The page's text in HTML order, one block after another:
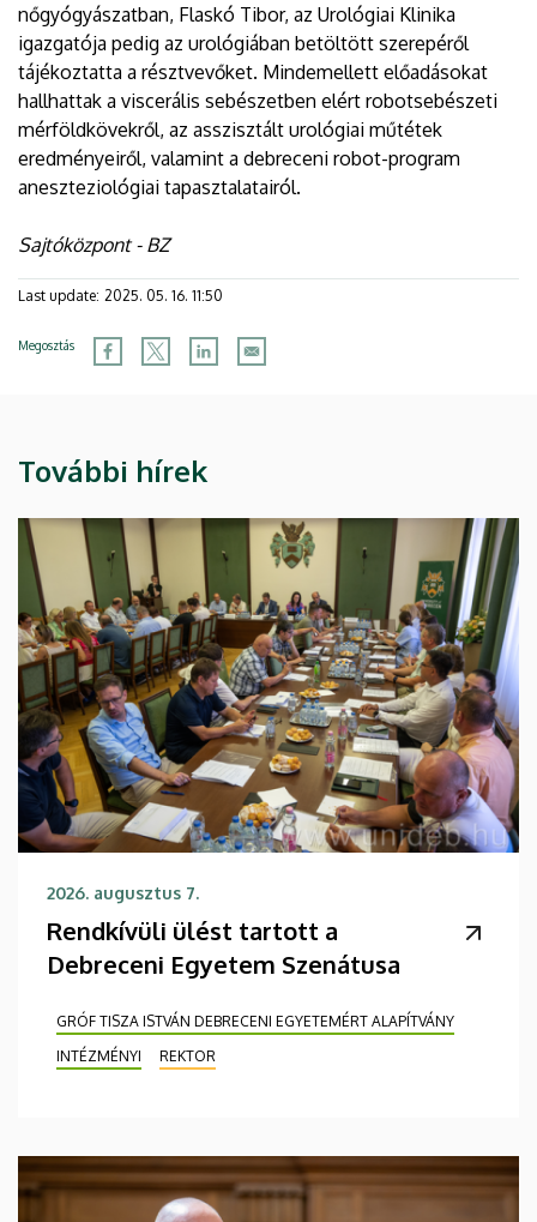
nőgyógyászatban, Flaskó Tibor, az Urológiai Klinika
igazgatója pedig az urológiában betöltött szerepéről
tájékoztatta a résztvevőket. Mindemellett előadásokat
hallhattak a viscerális sebészetben elért robotsebészeti
mérföldkövekről, az asszisztált urológiai műtétek
eredményeiről, valamint a debreceni robot-program
aneszteziológiai tapasztalatairól.
Sajtóközpont - BZ
Last update: 2025. 05. 16. 11:50
Megosztás
További hírek
2026. augusztus 7.
Rendkívüli ülést tartott a
Debreceni Egyetem Szenátusa
GRÓF TISZA ISTVÁN DEBRECENI EGYETEMÉRT ALAPÍTVÁNY
INTÉZMÉNYI
REKTOR